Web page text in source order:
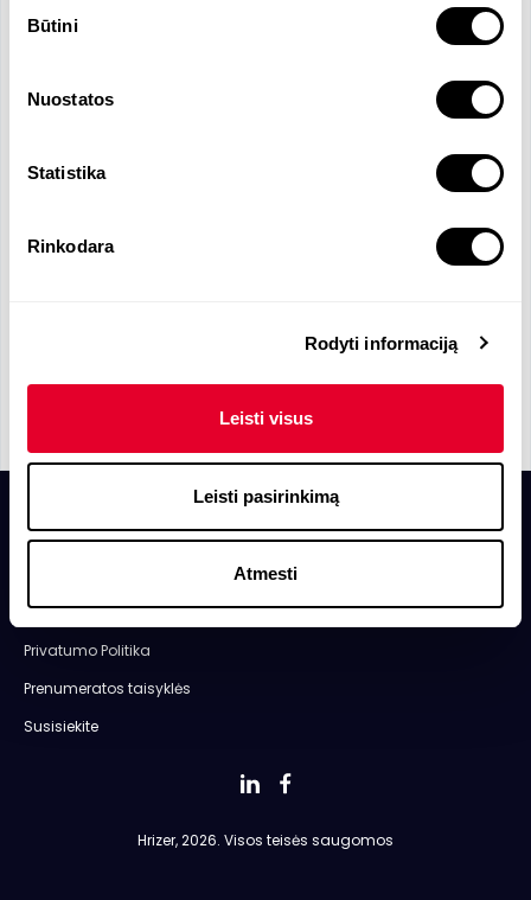
pasirinkimas
Būtini
Nuostatos
Statistika
Rinkodara
Rodyti informaciją
Leisti visus
Leisti pasirinkimą
Atmesti
Įmonės dydis
3514.09 EUR
Oficialios kalbos
Hrizer, 2026. Visos teisės saugomos
Taisyklės ir sąlygos
Privatumo Politika
Prenumeratos taisyklės
Susisiekite